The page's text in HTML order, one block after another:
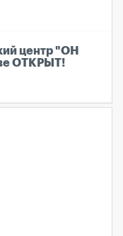
центр "ОН
ОТКРЫТ!